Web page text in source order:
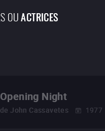
OUACTRICES
Opening Night
de John Cassavetes 1977